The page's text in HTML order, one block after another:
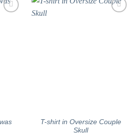
T-shirt in Oversize Couple
Skull